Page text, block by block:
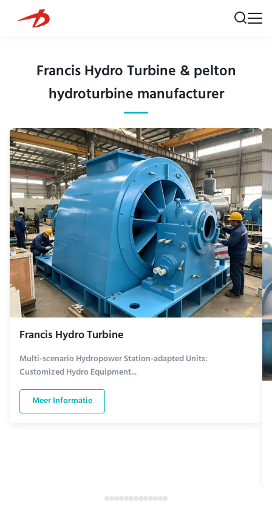
Francis Hydro Turbine & pelton
hydroturbine manufacturer
Francis Hydro Turbine
Multi-scenario Hydropower Station-adapted Units:
Customized Hydro Equipment...
Meer Informatie